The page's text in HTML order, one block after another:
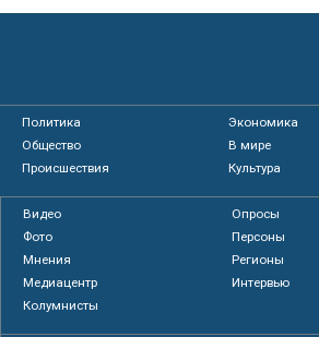
Политика
Экономика
Общество
В мире
Происшествия
Культура
Видео
Опросы
Фото
Персоны
Мнения
Регионы
Медиацентр
Интервью
Колумнисты